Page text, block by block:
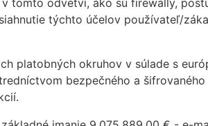
týchto účelov používateľ/
platobných okruhov v súlade s
bezpečného a šifrovaného